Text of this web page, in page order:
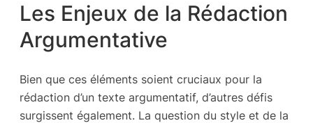
Les Enjeux de la Rédaction
Argumentative
Bien que ces éléments soient cruciaux pour la
rédaction d’un texte argumentatif, d’autres défis
surgissent également. La question du style et de la